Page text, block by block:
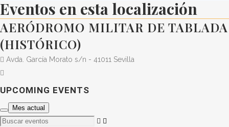
Eventos en esta localización
AERÓDROMO MILITAR DE TABLADA
(HISTÓRICO)
Avda. García Morato s/n - 41011 Sevilla
UPCOMING EVENTS
Mes actual
Buscar